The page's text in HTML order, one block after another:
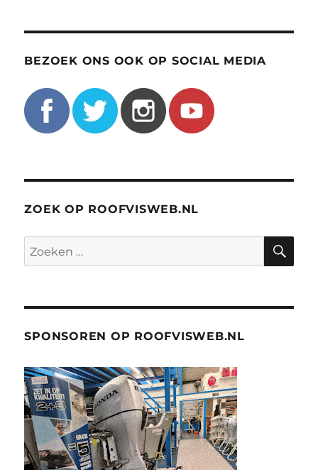
BEZOEK ONS OOK OP SOCIAL MEDIA
ZOEK OP ROOFVISWEB.NL
Zoeken
naar:
SPONSOREN OP ROOFVISWEB.NL